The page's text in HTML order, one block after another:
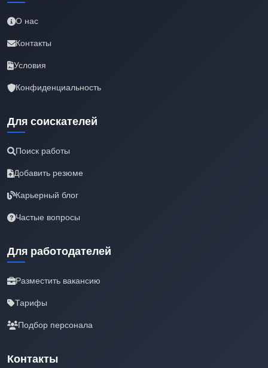
О нас
Контакты
Условия
Конфиденциальность
Для соискателей
Поиск работы
Добавить резюме
Карьерный блог
Частые вопросы
Для работодателей
Разместить вакансию
Тарифы
Подбор персонала
Контакты